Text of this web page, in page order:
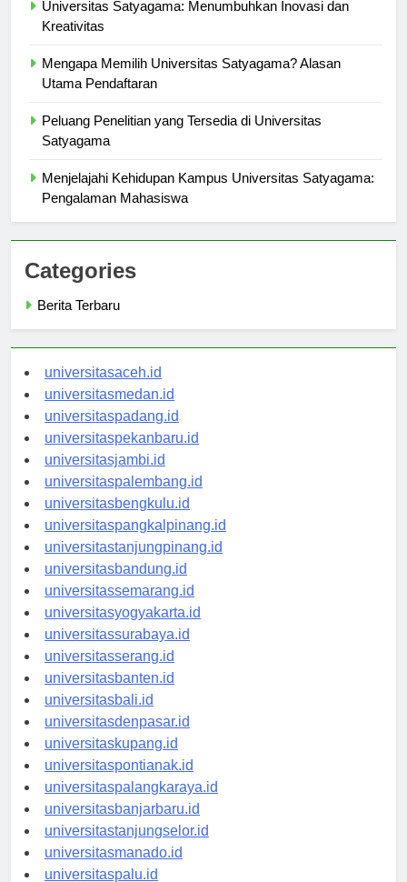
Universitas Satyagama: Menumbuhkan Inovasi dan
Mengapa Memilih Universitas Satyagama? Alasan
Peluang Penelitian yang Tersedia di Universitas
Menjelajahi Kehidupan Kampus Universitas Satyagama:
Categories
universitasaceh.id
universitasmedan.id
universitaspadang.id
universitaspekanbaru.id
universitasjambi.id
universitaspalembang.id
universitasbengkulu.id
universitaspangkalpinang.id
universitastanjungpinang.id
universitasbandung.id
universitassemarang.id
universitasyogyakarta.id
universitassurabaya.id
universitasserang.id
universitasbanten.id
universitasbali.id
universitasdenpasar.id
universitaskupang.id
universitaspontianak.id
universitaspalangkaraya.id
universitasbanjarbaru.id
universitastanjungselor.id
universitasmanado.id